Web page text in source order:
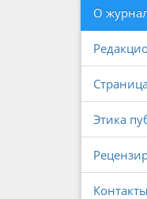
О
Этика
Контакты